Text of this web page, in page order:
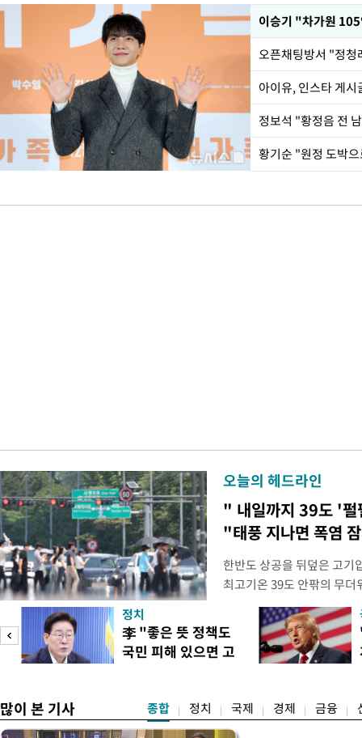
아이유, 인스타 게
황기순 "원정 도박
오늘의 헤드라인
" 내일까지 39도 '펄
"태풍 지나면 폭염
한반도 상공을 뒤덮은 고기
최고기온 39도 안팎의 무
'돌핀'이 지나며 기압계가
으로 주춤할 것으로 기상청
정례 브리핑을 열고 이같이
관은 "상층까지 잘 연결된
정치
李 "좋은 뜻 정책도
국민 피해 있으면 고
많이 본 기사 종합 정치 국제 경제 금융